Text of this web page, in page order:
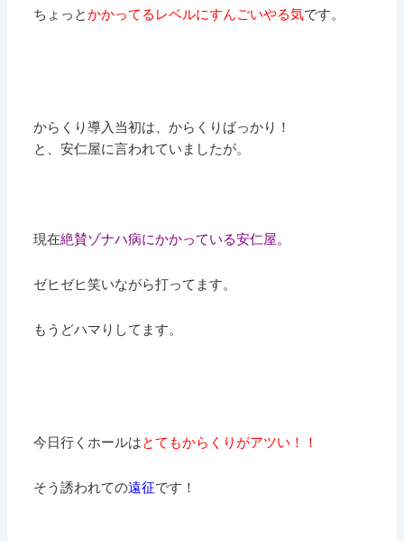
ちょっとかかってるレベルにすんごいやる気です。
からくり導入当初は、からくりばっかり！
と、安仁屋に言われていましたが。
現在絶賛ゾナハ病にかかっている安仁屋。
ゼヒゼヒ笑いながら打ってます。
もうどハマりしてます。
今日行くホールはとてもからくりがアツい！！
そう誘われての遠征です！